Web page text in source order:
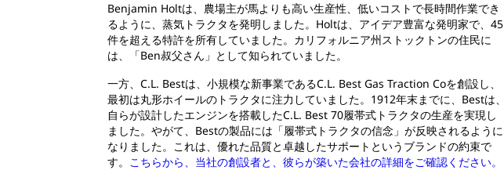
Benjamin Holtは、農場主が馬よりも高い生産性、低いコストで長時間作業でき
るように、蒸気トラクタを発明しました。Holtは、アイデア豊富な発明家で、45
件を超える特許を所有していました。カリフォルニア州ストックトンの住民に
は、「Ben叔父さん」として知られていました。
一方、C.L. Bestは、小規模な新事業であるC.L. Best Gas Traction Coを創設し、
最初は丸形ホイールのトラクタに注力していました。1912年末までに、Bestは、
自らが設計したエンジンを搭載したC.L. Best 70履帯式トラクタの生産を実現し
ました。やがて、Bestの製品には「履帯式トラクタの信念」が反映されるように
なりました。これは、優れた品質と卓越したサポートというブランドの約束で
す。 こちらから、当社の創設者と、彼らが築いた会社の詳細をご確認ください。